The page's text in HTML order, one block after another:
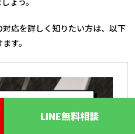
応を詳しく知りたい方は、以下
す。
LINE無料相談